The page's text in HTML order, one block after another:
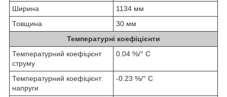
Ширина
1134 мм
Товщина
30 мм
Температурні коефіцієнти
Температурний коефіцієнт
струму
0.04 %/° С
Температурний коефіцієнт
напруги
-0.23 %/° С